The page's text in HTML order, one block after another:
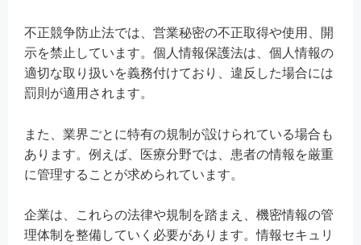
不正競争防止法では、営業秘密の不正取得や使用、開
示を禁止しています。個人情報保護法は、個人情報の
適切な取り扱いを義務付けており、違反した場合には
罰則が適用されます。
また、業界ごとに特有の規制が設けられている場合も
あります。例えば、医療分野では、患者の情報を厳重
に管理することが求められています。
企業は、これらの法律や規制を踏まえ、機密情報の管
理体制を整備していく必要があります。情報セキュリ